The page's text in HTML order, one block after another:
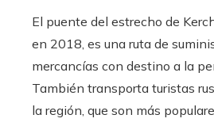
El puente del estrecho de
en 2018, es una ruta de
mercancías con destino a la
También transporta turistas
la región, que son más